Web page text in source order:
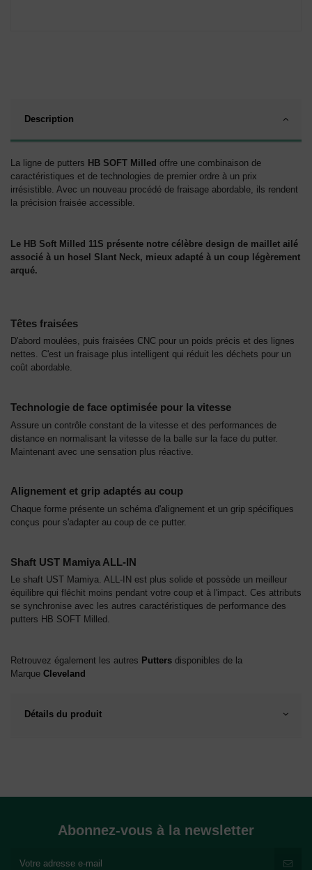
Description
La ligne de putters HB SOFT Milled offre une combinaison de
caractéristiques et de technologies de premier ordre à un prix
irrésistible. Avec un nouveau procédé de fraisage abordable, ils rendent
la précision fraisée accessible.
Le HB Soft Milled 11S présente notre célèbre design de maillet ailé
associé à un hosel Slant Neck, mieux adapté à un coup légèrement
arqué.
Têtes fraisées
D'abord moulées, puis fraisées CNC pour un poids précis et des lignes
nettes. C'est un fraisage plus intelligent qui réduit les déchets pour un
coût abordable.
Technologie de face optimisée pour la vitesse
Assure un contrôle constant de la vitesse et des performances de
distance en normalisant la vitesse de la balle sur la face du putter.
Maintenant avec une sensation plus réactive.
Alignement et grip adaptés au coup
Chaque forme présente un schéma d'alignement et un grip spécifiques
conçus pour s'adapter au coup de ce putter.
Shaft UST Mamiya ALL-IN
Le shaft UST Mamiya. ALL-IN est plus solide et possède un meilleur
équilibre qui fléchit moins pendant votre coup et à l'impact. Ces attributs
se synchronise avec les autres caractéristiques de performance des
putters HB SOFT Milled.
Retrouvez également les autres Putters disponibles de la
Marque Cleveland
Détails du produit
Abonnez-vous à la newsletter